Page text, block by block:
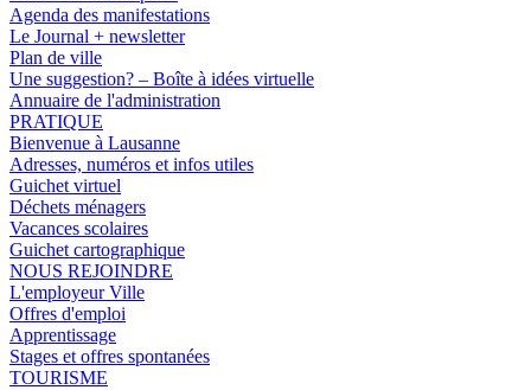
Agenda des manifestations
Le Journal + newsletter
Plan de ville
Une suggestion? – Boîte à idées virtuelle
Annuaire de l'administration
PRATIQUE
Bienvenue à Lausanne
Adresses, numéros et infos utiles
Guichet virtuel
Déchets ménagers
Vacances scolaires
Guichet cartographique
NOUS REJOINDRE
L'employeur Ville
Offres d'emploi
Apprentissage
Stages et offres spontanées
TOURISME